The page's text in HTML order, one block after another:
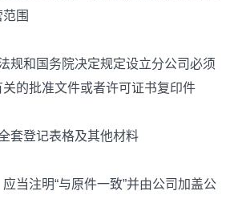
围
和国务院决定规定设立分公司必须
的批准文件或者许可证书复印件
登记表格及其他材料
注明“与原件一致”并由公司加盖公